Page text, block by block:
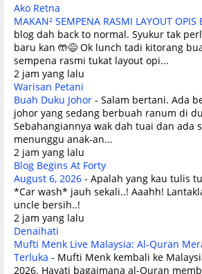
Ako Retna
MAKAN² SEMPENA RASMI LAYOUT OPIS
blog dah back to normal. Syukur tak
baru kan 🤲😅 Ok lunch tadi kitorang
sempena rasmi tukat layout opi...
2 jam yang lalu
Warisan Petani
Buah Duku Johor - Salam bertani. Ada
johor yang sedang berbuah ranum di
Sebahangiannya wak dah tuai dan ada
menunggu anak-an...
2 jam yang lalu
Blog Begins At Forty
August 6, 2026 - Apalah yang kau tulis
*Car wash* jauh sekali..! Aaahh!
uncle bersih..!
2 jam yang lalu
Denaihati
Mufti Menk Live Malaysia: Al-Quran
Terluka - Mufti Menk kembali ke
2026. Hayati bagaimana al-Quran